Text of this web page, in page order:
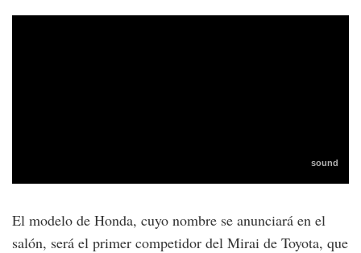
El modelo de Honda, cuyo nombre se anunciará en el
salón, será el primer competidor del Mirai de Toyota, que